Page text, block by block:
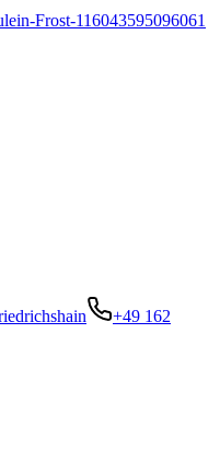
Frost-116043595096061
+49 162